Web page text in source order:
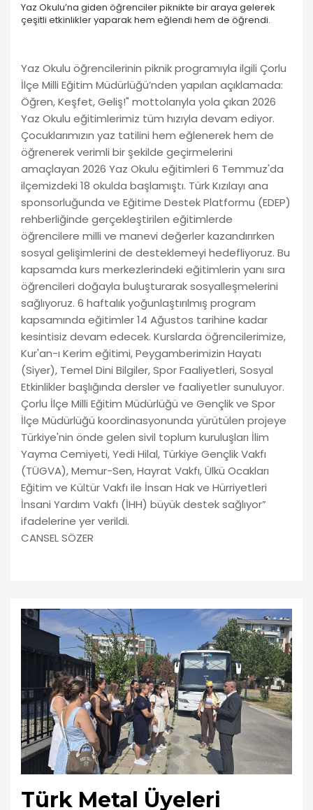
Yaz Okulu’na giden öğrenciler piknikte bir araya gelerek
çeşitli etkinlikler yaparak hem eğlendi hem de öğrendi.
Yaz Okulu öğrencilerinin piknik programıyla ilgili Çorlu
İlçe Milli Eğitim Müdürlüğü’nden yapılan açıklamada:
Öğren, Keşfet, Geliş!" mottolarıyla yola çıkan 2026
Yaz Okulu eğitimlerimiz tüm hızıyla devam ediyor.
Çocuklarımızın yaz tatilini hem eğlenerek hem de
öğrenerek verimli bir şekilde geçirmelerini
amaçlayan 2026 Yaz Okulu eğitimleri 6 Temmuz'da
ilçemizdeki 18 okulda başlamıştı. Türk Kızılayı ana
sponsorluğunda ve Eğitime Destek Platformu (EDEP)
rehberliğinde gerçekleştirilen eğitimlerde
öğrencilere milli ve manevi değerler kazandırırken
sosyal gelişimlerini de desteklemeyi hedefliyoruz. Bu
kapsamda kurs merkezlerindeki eğitimlerin yanı sıra
öğrencileri doğayla buluşturarak sosyalleşmelerini
sağlıyoruz. 6 haftalık yoğunlaştırılmış program
kapsamında eğitimler 14 Ağustos tarihine kadar
kesintisiz devam edecek. Kurslarda öğrencilerimize,
Kur'an-ı Kerim eğitimi, Peygamberimizin Hayatı
(Siyer), Temel Dini Bilgiler, Spor Faaliyetleri, Sosyal
Etkinlikler başlığında dersler ve faaliyetler sunuluyor.
Çorlu İlçe Milli Eğitim Müdürlüğü ve Gençlik ve Spor
İlçe Müdürlüğü koordinasyonunda yürütülen projeye
Türkiye'nin önde gelen sivil toplum kuruluşları İlim
Yayma Cemiyeti, Yedi Hilal, Türkiye Gençlik Vakfı
(TÜGVA), Memur-Sen, Hayrat Vakfı, Ülkü Ocakları
Eğitim ve Kültür Vakfı ile İnsan Hak ve Hürriyetleri
İnsani Yardım Vakfı (İHH) büyük destek sağlıyor”
ifadelerine yer verildi.
CANSEL SÖZER
Türk Metal Üyeleri